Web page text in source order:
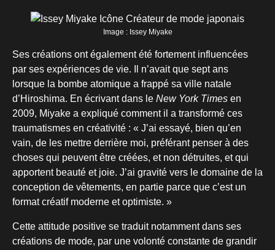
Image : Issey Miyake
Ses créations ont également été fortement influencées
par ses expériences de vie. Il n’avait que sept ans
lorsque la bombe atomique a frappé sa ville natale
d’Hiroshima. En écrivant dans le New York Times en
2009, Miyake a expliqué comment il a transformé ces
traumatismes en créativité : « J’ai essayé, bien qu’en
vain, de les mettre derrière moi, préférant penser à des
choses qui peuvent être créées, et non détruites, et qui
apportent beauté et joie. J’ai gravité vers le domaine de la
conception de vêtements, en partie parce que c’est un
format créatif moderne et optimiste. »
Cette attitude positive se traduit notamment dans ses
créations de mode, par une volonté constante de grandir